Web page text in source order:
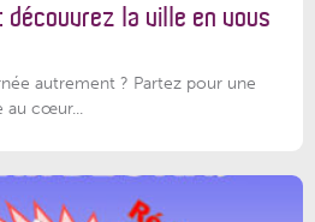
découvrez la ville en vous
autrement ? Partez pour une
au cœur...